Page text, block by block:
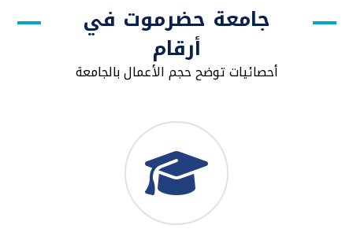
جامعة حضرموت في
أرقام
أحصائيات توضح حجم الأعمال بالجامعة